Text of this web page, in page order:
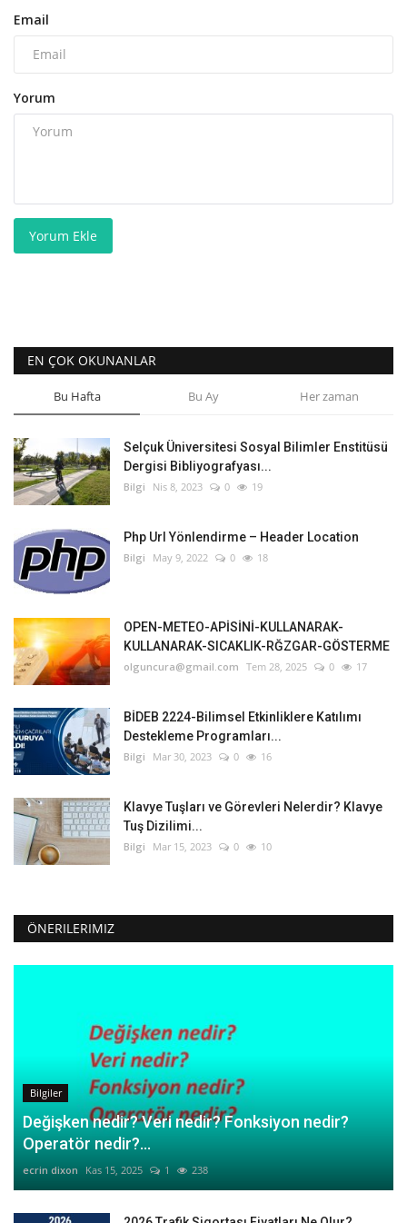
Email
Yorum
Yorum Ekle
EN ÇOK OKUNANLAR
Bu Hafta Bu Ay Her zaman
Selçuk Üniversitesi Sosyal Bilimler Enstitüsü
Dergisi Bibliyografyası...
Bilgi Nis 8, 2023 0 19
Php Url Yönlendirme – Header Location
Bilgi May 9, 2022 0 18
OPEN-METEO-APİSİNİ-KULLANARAK-
KULLANARAK-SICAKLIK-RĞZGAR-GÖSTERME
olguncura@gmail.com Tem 28, 2025 0 17
BİDEB 2224-Bilimsel Etkinliklere Katılımı
Destekleme Programları...
Bilgi Mar 30, 2023 0 16
Klavye Tuşları ve Görevleri Nelerdir? Klavye
Tuş Dizilimi...
Bilgi Mar 15, 2023 0 10
ÖNERILERIMIZ
Bilgiler
Değişken nedir? Veri nedir? Fonksiyon nedir?
Operatör nedir?...
ecrin dixon Kas 15, 2025 1 238